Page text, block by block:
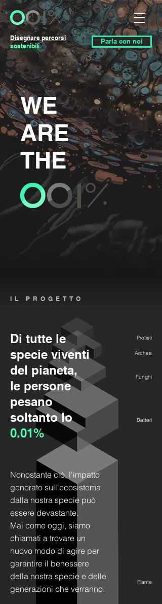
Disegnare percorsi
sostenibili
Parla con noi
WE
ARE
THE
IL PROGETTO
Di tutte le
specie viventi
del pianeta,
le persone
pesano
soltanto lo
0.01%
Protisti
Archea
Funghi
Batteri
Nonostante ciò, l'impatto
generato sull'ecosistema
dalla nostra specie può
essere devastante.
Mai come oggi, siamo
chiamati a trovare un
nuovo modo di agire per
garantire il benessere
della nostra specie e delle
generazioni che verranno.
Piante